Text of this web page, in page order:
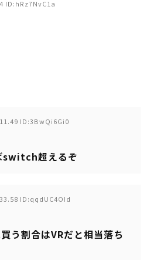
ID:hRz7NvC1a
ID:3BwQi6Gi0
switch超えるぞ
ID:qqdUC4OId
う割合はVRだと相当落ち